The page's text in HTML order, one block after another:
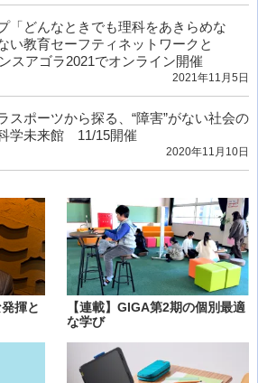
「どんなときでも理科をあきらめな
い教育セーフティネットワークと
スアゴラ2021でオンライン開催
2021年11月5日
スポーツから探る、“障害”がない社会の
学未来館 11/15開催
2020年11月10日
揮と
【連載】GIGA第2期の個別最適
な学び